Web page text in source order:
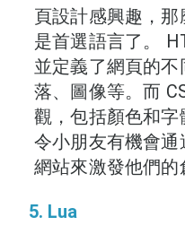
頁設計感興趣，
是首選語言了。
並定義了網頁的
落、圖像等。而
觀，包括顏色和
令小朋友有機會
網站來激發他們的
5. Lua